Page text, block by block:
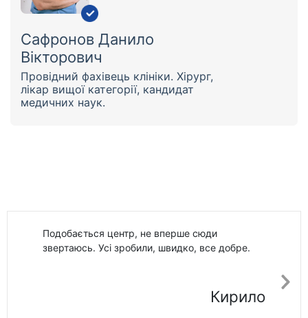
Сафронов Данило
Вікторович
Провідний фахівець клініки. Хірург,
лікар вищої категорії, кандидат
медичних наук.
Подобається центр, не вперше сюди
звертаюсь. Усі зробили, швидко, все добре.
Кирило